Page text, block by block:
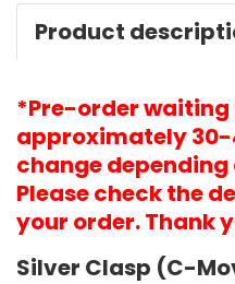
Product
*Pre-order waiting
approximately
change
Please check the
your order. Thank
Silver Clasp (C-